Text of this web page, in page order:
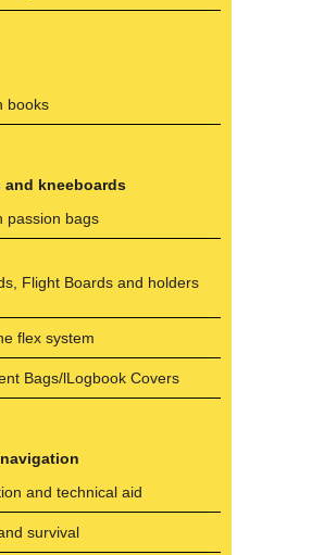
books
and kneeboards
passion bags
Flight Boards and holders
flex system
Bags/lLogbook Covers
and technical aid
survival